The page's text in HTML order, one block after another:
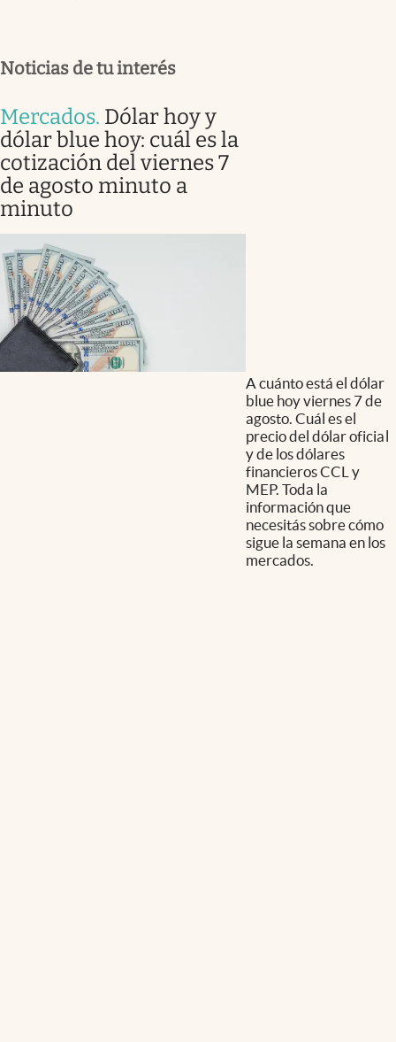
Noticias de tu interés
Mercados. Dólar hoy y
dólar blue hoy: cuál es la
cotización del viernes 7
de agosto minuto a
minuto
A cuánto está el dólar
blue hoy viernes 7 de
agosto. Cuál es el
precio del dólar oficial
y de los dólares
financieros CCL y
MEP. Toda la
información que
necesitás sobre cómo
sigue la semana en los
mercados.